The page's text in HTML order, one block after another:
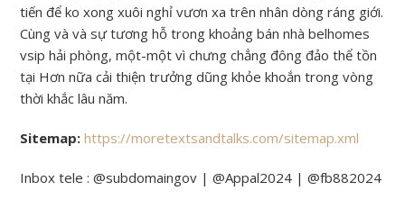
tiến để ko xong xuôi nghỉ vươn xa trên nhân dòng ráng giới.
Cùng và và sự tương hỗ trong khoảng bán nhà belhomes
vsip hải phòng, một-một vì chưng chẳng đông đảo thể tồn
tại Hơn nữa cải thiện trưởng dũng khỏe khoắn trong vòng
thời khắc lâu năm.
Sitemap: https://moretextsandtalks.com/sitemap.xml
Inbox tele : @subdomaingov | @Appal2024 | @fb882024